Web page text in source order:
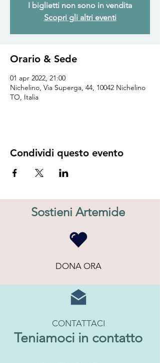
I biglietti non sono in vendita
Scopri gli altri eventi
Orario & Sede
01 apr 2022, 21:00
Nichelino, Via Superga, 44, 10042 Nichelino
TO, Italia
Condividi questo evento
Sostieni Artemide
DONA ORA
CONTATTACI
Teniamoci in contatto